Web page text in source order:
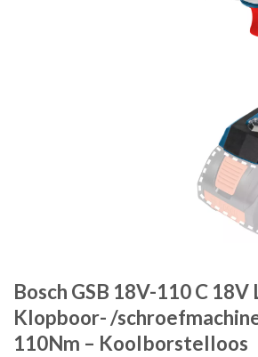
Bosch GSB 18V-110 C 18V
Klopboor- /
110Nm – Koolborstelloos